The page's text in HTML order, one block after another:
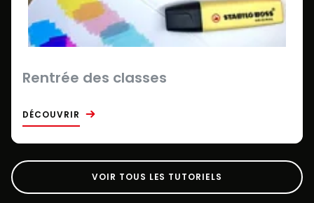
Rentrée des classes
DÉCOUVRIR
VOIR TOUS LES TUTORIELS